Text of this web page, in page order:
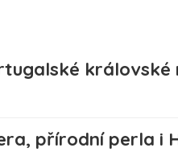
královské
přírodní perla i